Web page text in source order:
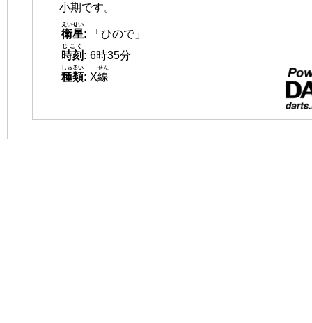
小期です。
衛星
えいせい
:
「ひので」
時刻
じこく
: 6時35分
種類
しゅるい
: X線
せん